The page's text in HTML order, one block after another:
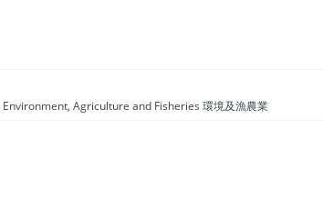
Environment, Agriculture and Fisheries 環境及漁農業